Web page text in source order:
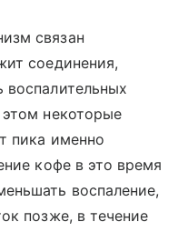
связан
соединения,
воспалительных
некоторые
пика именно
кофе в это время
воспаление,
позже, в течение